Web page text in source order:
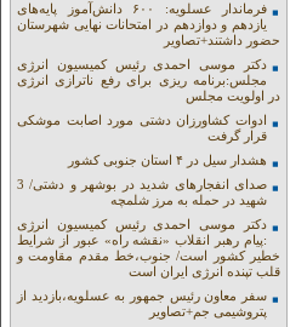
فرماندار عسلویه: ۶۰۰ دانش‌آموز پایه‌های
یازدهم و دوازدهم در امتحانات نهایی شهرستان
حضور داشتند+تصاویر
دکتر موسی احمدی رئیس کمیسیون انرژی
مجلس:برنامه ریزی برای رفع ناترازی انرژی
در اولویت مجلس
ادوات کشاورزان دشتی مورد اصابت موشکی
قرار گرفت
هشدار سیل در ۴ استان جنوبی کشور
صدای انفجارهای شدید در بوشهر و دشتی/ 3
شهید در حمله به مرز شلمچه
دکتر موسی احمدی رئیس کمیسیون انرژی
:پیام رهبر انقلاب «نقشه راه» عبور از شرایط
خطیر کشور است/ جنوب،خط مقدم مقاومت و
قلب تپنده انرژی ایران است
سفر معاون رئیس جمهور به عسلویه،بازدید از
پتروشیمی جم+تصاویر